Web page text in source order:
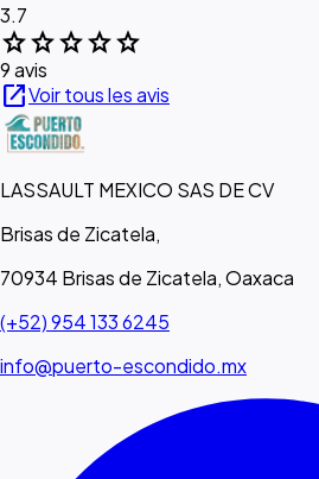
3.7
starstarstarstarstar
9 avis
open_in_newVoir tous les avis
LASSAULT MEXICO SAS DE CV
Brisas de Zicatela,
70934 Brisas de Zicatela, Oaxaca
(+52) 954 133 6245
info@puerto-escondido.mx